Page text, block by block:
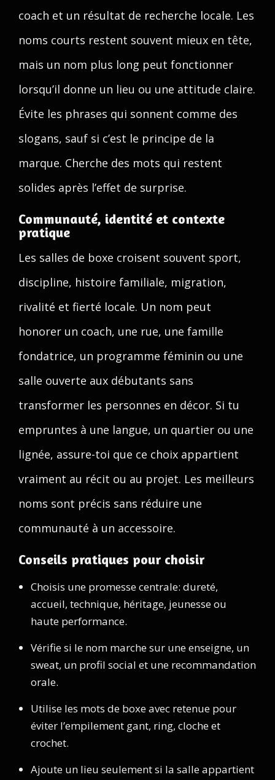
coach et un résultat de recherche locale. Les
noms courts restent souvent mieux en tête,
mais un nom plus long peut fonctionner
lorsqu’il donne un lieu ou une attitude claire.
Évite les phrases qui sonnent comme des
slogans, sauf si c’est le principe de la
marque. Cherche des mots qui restent
solides après l’effet de surprise.
Communauté, identité et contexte
pratique
Les salles de boxe croisent souvent sport,
discipline, histoire familiale, migration,
rivalité et fierté locale. Un nom peut
honorer un coach, une rue, une famille
fondatrice, un programme féminin ou une
salle ouverte aux débutants sans
transformer les personnes en décor. Si tu
empruntes à une langue, un quartier ou une
lignée, assure-toi que ce choix appartient
vraiment au récit ou au projet. Les meilleurs
noms sont précis sans réduire une
communauté à un accessoire.
Conseils pratiques pour choisir
Choisis une promesse centrale: dureté,
accueil, technique, héritage, jeunesse ou
haute performance.
Vérifie si le nom marche sur une enseigne, un
sweat, un profil social et une recommandation
orale.
Utilise les mots de boxe avec retenue pour
éviter l’empilement gant, ring, cloche et
crochet.
Ajoute un lieu seulement si la salle appartient